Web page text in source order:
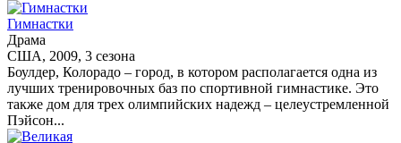
Гимнастки
Драма
США, 2009, 3 сезона
Боулдер, Колорадо – город, в котором располагается одна из
лучших тренировочных баз по спортивной гимнастике. Это
также дом для трех олимпийских надежд – целеустремленной
Пэйсон...